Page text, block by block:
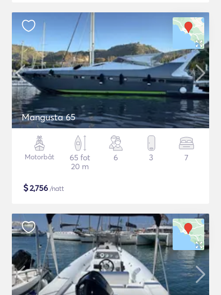
Mangusta 65
Motorbåt
65 fot
20 m
6 3 7
$2,756 /natt